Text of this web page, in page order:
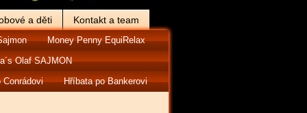
a děti Kontakt a team
Money Penny EquiRelax
Olaf SAJMON
Conrádovi Hříbata po Bankerovi